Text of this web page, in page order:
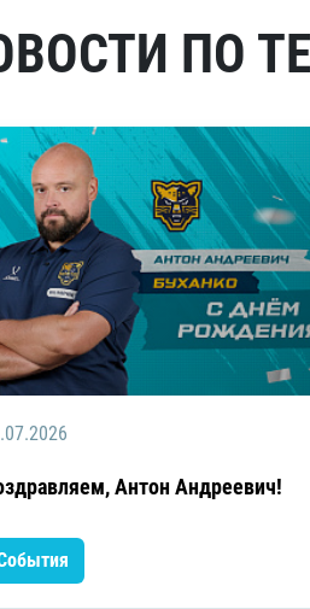
ПО
Антон Андреевич!